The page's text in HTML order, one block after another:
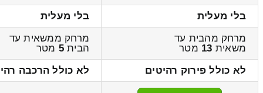
בלי מעלית
בלי מעלית
מרחק מהבית עד
משאית 13 מטר
מרחק ממשאית עד
הבית5 מטר
לא כולל פירוק רהיטים
לא כולל הרכבה